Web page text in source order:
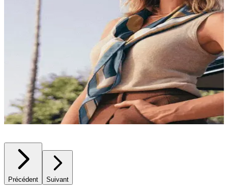
Précédent Suivant